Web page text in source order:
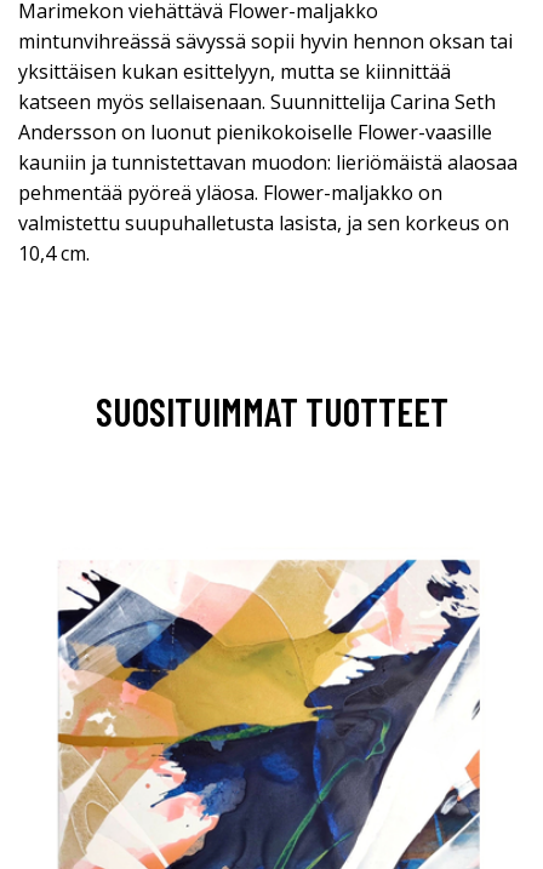
Marimekon viehättävä Flower-maljakko
mintunvihreässä sävyssä sopii hyvin hennon oksan tai
yksittäisen kukan esittelyyn, mutta se kiinnittää
katseen myös sellaisenaan. Suunnittelija Carina Seth
Andersson on luonut pienikokoiselle Flower-vaasille
kauniin ja tunnistettavan muodon: lieriömäistä alaosaa
pehmentää pyöreä yläosa. Flower-maljakko on
valmistettu suupuhalletusta lasista, ja sen korkeus on
10,4 cm.
SUOSITUIMMAT TUOTTEET